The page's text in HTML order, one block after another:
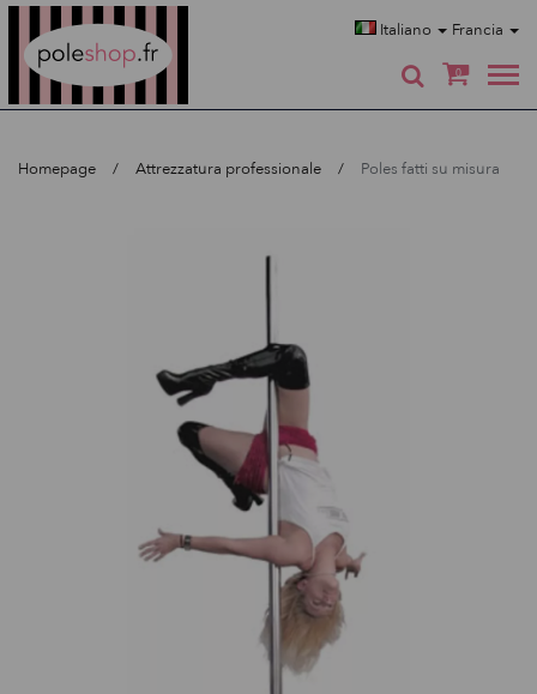
Italiano Francia
0
Homepage Attrezzatura professionale Poles fatti su misura